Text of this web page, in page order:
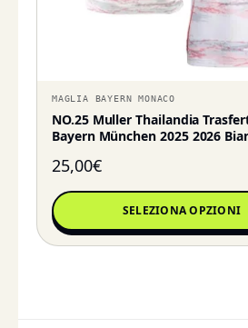
MAGLIA BAYERN MONACO
NO.25 Muller Thailandia
Bayern München 2025 2026
25,00€
SELEZIONA OPZIONI